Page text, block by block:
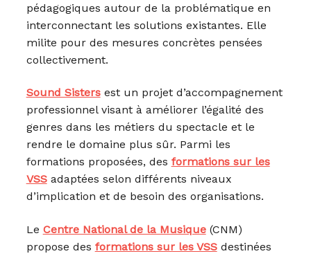
pédagogiques autour de la problématique en
interconnectant les solutions existantes. Elle
milite pour des mesures concrètes pensées
collectivement.
Sound Sistersest un projet d’accompagnement
professionnel visant à améliorer l’égalité des
genres dans les métiers du spectacle et le
rendre le domaine plus sûr. Parmi les
formations proposées, des formations sur les
VSSadaptées selon différents niveaux
d’implication et de besoin des organisations.
Le Centre National de la Musique(CNM)
propose des formations sur les VSSdestinées